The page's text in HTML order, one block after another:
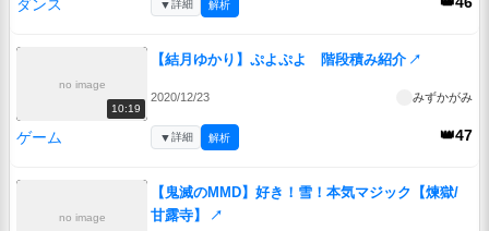
ダンス ▼詳細 解析
no image
10:19
【結月ゆかり】ぷよぷよ 階段積み紹介 ↗
2020/12/23 みずかがみ
ゲーム 👑47
▼詳細 解析
no image
【鬼滅のMMD】好き！雪！本気マジック【煉獄/
甘露寺】
↗